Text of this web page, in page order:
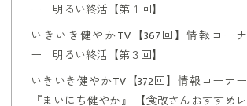
ー 明るい終活【第１回】
いきいき健やかTV【367回】情報コーナ
ー 明るい終活【第３回】
いきいき健やかTV【372回】情報コーナー
『まいにち健やか』 【食改さんおすすめレ